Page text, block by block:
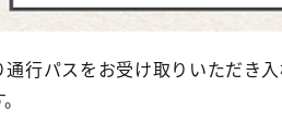
行パスをお受け取りいただき